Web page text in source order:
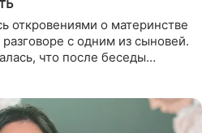
откровениями о материнстве
с одним из сыновей.
что после беседы